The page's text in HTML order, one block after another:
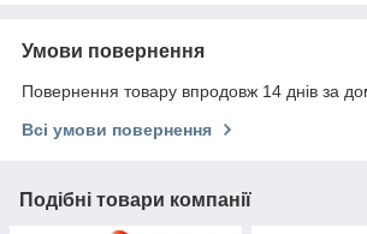
Умови повернення
Повернення товару впродовж 14 днів за
Всі умови повернення
Подібні товари компанії